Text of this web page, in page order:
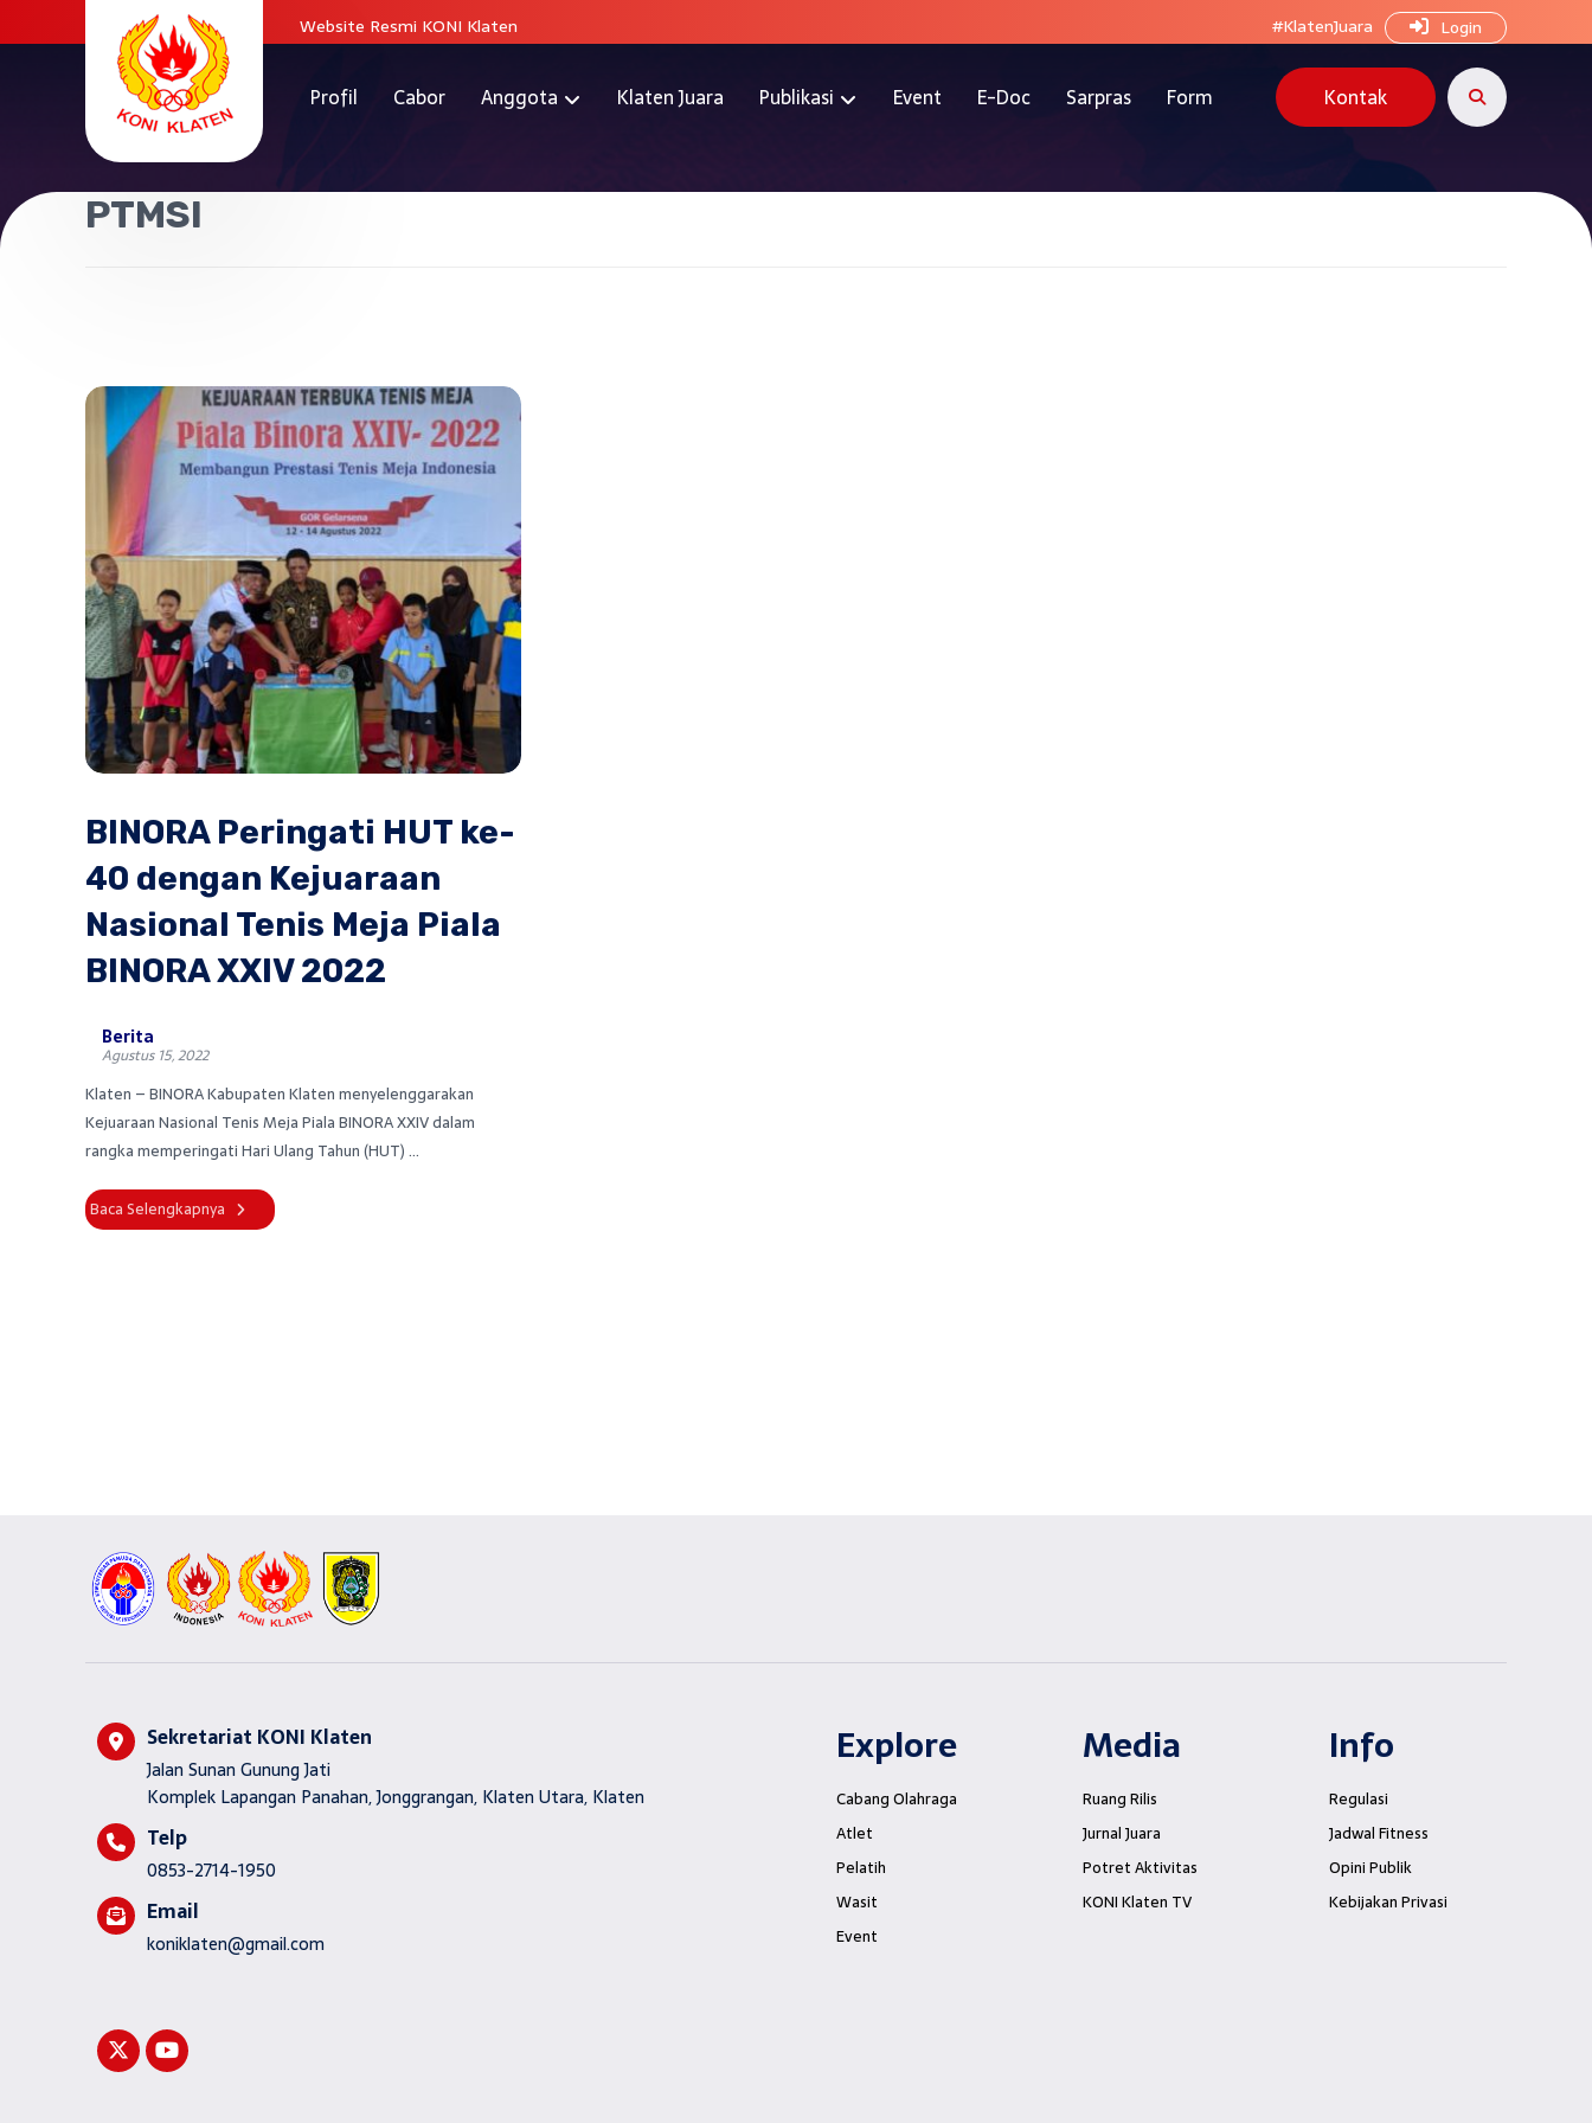
Website Resmi KONI Klaten Login
#KlatenJuara
Profil Cabor Anggota Klaten Juara Publikasi Event E-Doc Sarpras Form Kontak
PTMSI
BINORA Peringati HUT ke-
40 dengan Kejuaraan
Nasional Tenis Meja Piala
BINORA XXIV 2022
Berita
Agustus 15, 2022
Klaten – BINORA Kabupaten Klaten menyelenggarakan
Kejuaraan Nasional Tenis Meja Piala BINORA XXIV dalam
rangka memperingati Hari Ulang Tahun (HUT) ...
Baca Selengkapnya
Sekretariat KONI Klaten
Jalan Sunan Gunung Jati
Komplek Lapangan Panahan, Jonggrangan, Klaten Utara, Klaten
Telp
0853-2714-1950
Email
koniklaten@gmail.com
Explore
Cabang Olahraga
Atlet
Pelatih
Wasit
Event
Media
Ruang Rilis
Jurnal Juara
Potret Aktivitas
KONI Klaten TV
Info
Regulasi
Jadwal Fitness
Opini Publik
Kebijakan Privasi